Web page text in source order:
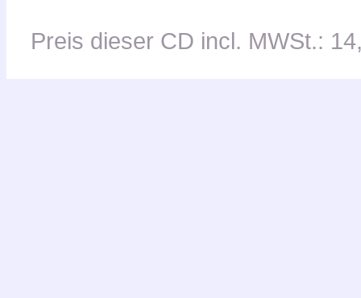
Preis dieser CD incl. MWSt.: